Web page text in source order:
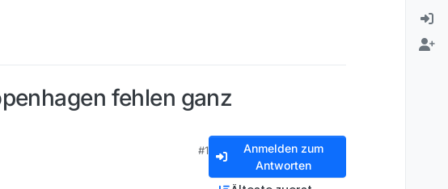
fehlen ganz
#1
Anmelden zum
Antworten